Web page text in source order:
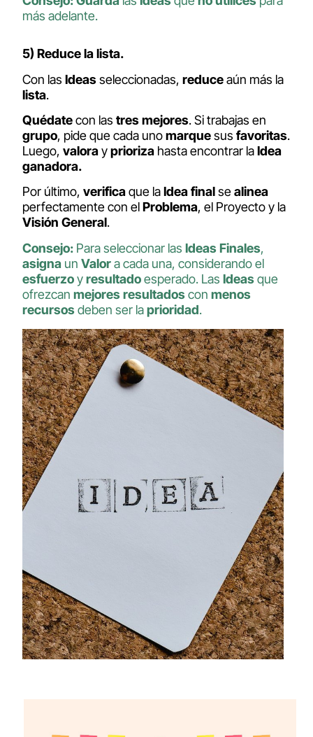
más adelante.
5) Reduce la lista.
Con las Ideasseleccionadas, reduceaún más la
lista.
Quédatecon las tres mejores. Si trabajas en
grupo, pide que cada unomarquesus favoritas.
Luego, valorayprioriza hasta encontrar laIdea
ganadora.
Por último, verificaque laIdeafinalsealinea
perfectamente con elProblema, el Proyecto y la
Visión General.
Consejo: Para seleccionar las Ideas Finales,
asigna un Valora cada una, considerando el
esfuerzoyresultadoesperado. Las Ideas que
ofrezcan mejores resultados con menos
recursos deben ser laprioridad.